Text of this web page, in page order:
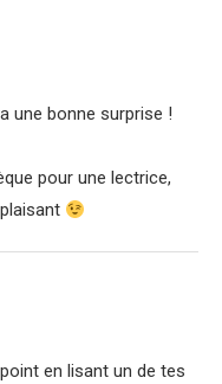
une bonne surprise !
pour une lectrice,
en lisant un de tes